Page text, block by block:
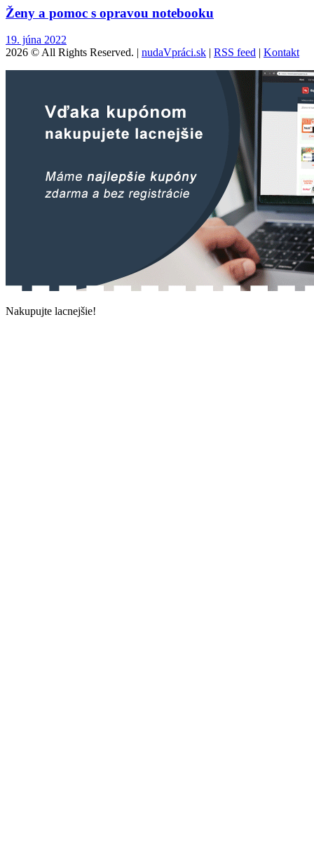
Ženy a pomoc s opravou notebooku
19. júna 2022
2026 © All Rights Reserved. | nudaVpráci.sk | RSS feed | Kontakt
Nakupujte lacnejšie!